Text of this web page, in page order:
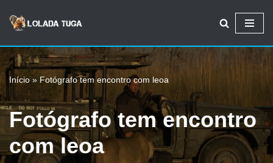
Avançar
para
o
conteúdo
Início» Fotógrafo tem encontro com leoa
Fotógrafo tem encontro
com leoa